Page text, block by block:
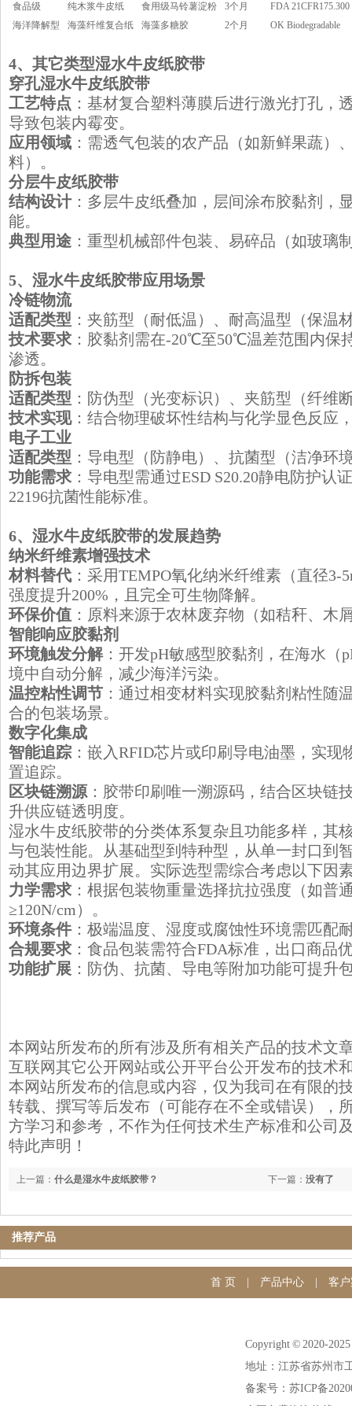
食品级
纯木浆牛皮纸 食用级马铃薯淀粉 3个月
FDA 21CFR175.300
海洋降解型
海藻纤维复合纸 海藻多糖胶 2个月 OK Biodegradable
​4、其它类型湿水牛皮纸胶带
​穿孔湿水牛皮纸胶带
工艺特点 ：基材复合塑料薄膜后进行激光打孔，
导致包装内霉变。
应用领域 ：需透气包装的农产品（如新鲜果蔬）
料）。
​分层牛皮纸胶带
结构设计：多层牛皮纸叠加，层间涂布胶黏剂，
能。
典型用途 ：重型机械部件包装、易碎品（如玻璃
​5、湿水牛皮纸胶带应用场景
​冷链物流
适配类型 ：夹筋型（耐低温）、耐高温型（保温
技术要求 ：胶黏剂需在-20℃至50℃温差范围内保
渗透。
​防拆包装
适配类型 ：防伪型（光变标识）、夹筋型（纤维
技术实现：结合物理破坏性结构与化学显色反应
​电子工业
适配类型 ：导电型（防静电）、抗菌型（洁净环
功能需求 ：导电型需通过ESD S20.20静电防护认
22196抗菌性能标准。
​6、湿水牛皮纸胶带的发展趋势
​纳米纤维素增强技术
材料替代 ：采用TEMPO氧化纳米纤维素（直径
强度提升200%，且完全可生物降解。
环保价值 ：原料来源于农林废弃物（如秸秆、木
​智能响应胶黏剂
环境触发分解：开发pH敏感型胶黏剂，在海水（
境中自动分解，减少海洋污染。
温控粘性调节 ：通过相变材料实现胶黏剂粘性随
合的包装场景。
​数字化集成
智能追踪 ：嵌入RFID芯片或印刷导电油墨，实
置追踪。
区块链溯源 ：胶带印刷唯一溯源码，结合区块链
升供应链透明度。
湿水牛皮纸胶带的分类体系复杂且功能多样，其
与包装性能。从基础型到特种型，从单一封口到
动其应用边界扩展。实际选型需综合考虑以下因
力学需求 ：根据包装物重量选择抗拉强度（如普
≥120N/cm）。
环境条件 ：极端温度、湿度或腐蚀性环境需匹配
合规要求 ：食品包装需符合FDA标准，出口商品
功能扩展 ：防伪、抗菌、导电等附加功能可提升
本网站所发布的所有涉及所有相关产品的技术文
互联网其它公开网站或公开平台公开发布的技术
本网站所发布的信息或内容，仅为我司在有限的
转载、撰写等后发布（可能存在不全或错误），
方学习和参考，不作为任何技术生产标准和公司
特此声明！
下一篇： 没有了
上一篇： 什么是湿水牛皮纸胶带？
推荐产品
首 页 产品中心| 客
Copyright © 2020-
地址：江苏省苏州市
备案号：苏ICP备